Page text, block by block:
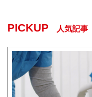
PICKUP 人気記事